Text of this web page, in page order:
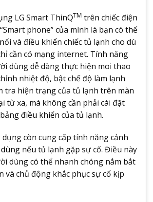
LG Smart ThinQTM trên chiếc điện
phone” của mình là bạn có thể
và điều khiển chiếc tủ lạnh cho dù
cần có mạng internet. Tính năng
dùng dễ dàng thực hiện moi thao
nhiệt độ, bật chế độ làm lạnh
tra hiện trạng của tủ lạnh trên màn
từ xa, mà không cần phải cài đặt
điều khiển của tủ lạnh.
còn cung cấp tính năng cảnh
nếu tủ lạnh gặp sự cố. Điều này
dùng có thể nhanh chóng nắm bắt
và chủ động khắc phục sự cố kịp